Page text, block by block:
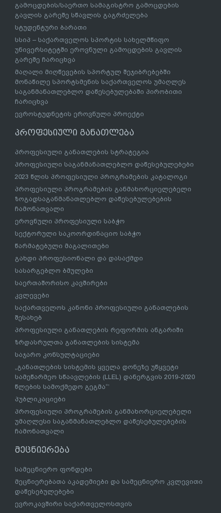
გამოცდების/საერთო სამაგისტრო გამოცდების
გავლის გარეშე სწავლის გაგრძელება
სტუდენტური ბარათი
სსიპ – საქართველოს სპორტის სახელმწიფო
უნივერსიტეტში ეროვნული გამოცდების გავლის
გარეშე ჩარიცხვა
მაღალი მიღწევების სპორტულ შეჯიბრებებში
მონაწილე სპორტსმენის საქართველოს უმაღლეს
საგანმანათლებლო დაწესებულებაში პირობითი
ჩარიცხვა
ევროსტუდნეტის ეროვნული პროექტი
პროფესიული განათლება
პროფესიული განათლების სტრატეგია
პროფესიული საგანმანათლებლო დაწესებულებები
2023 წლის პროფესიული პროგრამების კატალოგი
პროფესიული პროგრამების განმახორციელებელი
ზოგადსაგანმანათლებლო დაწესებულებების
ჩამონათვალი
ეროვნული პროფესიული საბჭო
სექტორული საკოორდინაციო საბჭო
წარმატებული მაგალითები
გახდი პროფესიონალი და დასაქმდი
სასარგებლო ბმულები
საერთაშორისო კავშირები
კვლევები
საქართველოს კანონი პროფესიული განათლების
შესახებ
პროფესიული განათლების რეფორმის ანგარიში
ზრდასრულთა განათლების სისტემა
საჯარო კონსულტაციები
„განათლების სისტემის ყველა დონეზე უწყვეტი
სამეწარმეო სწაავლების (LLEL) დანერგვის 2019-2020
წლების სამოქმედო გეგმა“’
პუბლიკაციები
პროფესიული პროგრამების განმახორციელებელი
უმაღლესი საგანმანათლებლო დაწესებულებების
ჩამონათვალი
მეცნიერება
სამეცნიერო ფონდები
მეცნიერებათა აკადემიები და სამეცნიერო კვლევითი
დაწესებულებები
ევროკავშირი საქართველოსთვის